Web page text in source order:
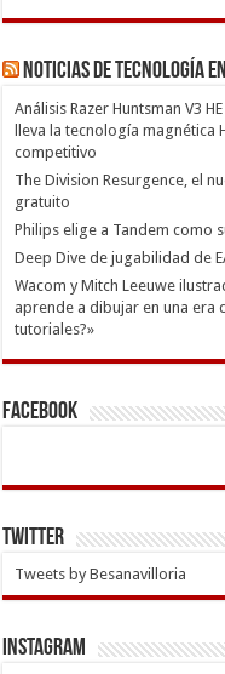
Noticias de Tecnología
Análisis Razer Huntsman V3
lleva la tecnología magnética
competitivo
The Division Resurgence, el
gratuito
Philips elige a Tandem como
Deep Dive de jugabilidad de
Wacom y Mitch Leeuwe
aprende a dibujar en una
tutoriales?»
Facebook
Twitter
Tweets by Besanavilloria
INSTAGRAM